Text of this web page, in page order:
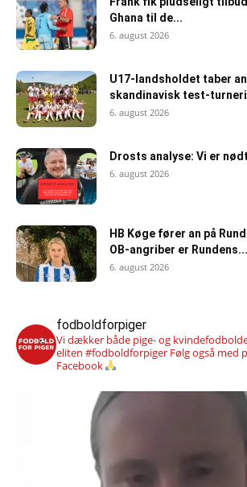
Ghana til de...
6. august 2026
U17-landsholdet taber
skandinavisk test-
6. august 2026
Drosts analyse: Vi er
6. august 2026
HB Køge fører an på
OB-angriber er Rundens...
6. august 2026
fodboldforpiger
Vi dækker både pige- og
eliten #fodboldforpiger Følg også med
Facebook